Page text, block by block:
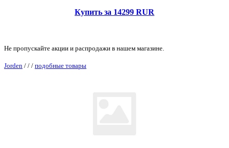
Купить за 14299 RUR
Не пропускайте акции и распродажи в нашем магазине.
Jorden / / / подобные товары